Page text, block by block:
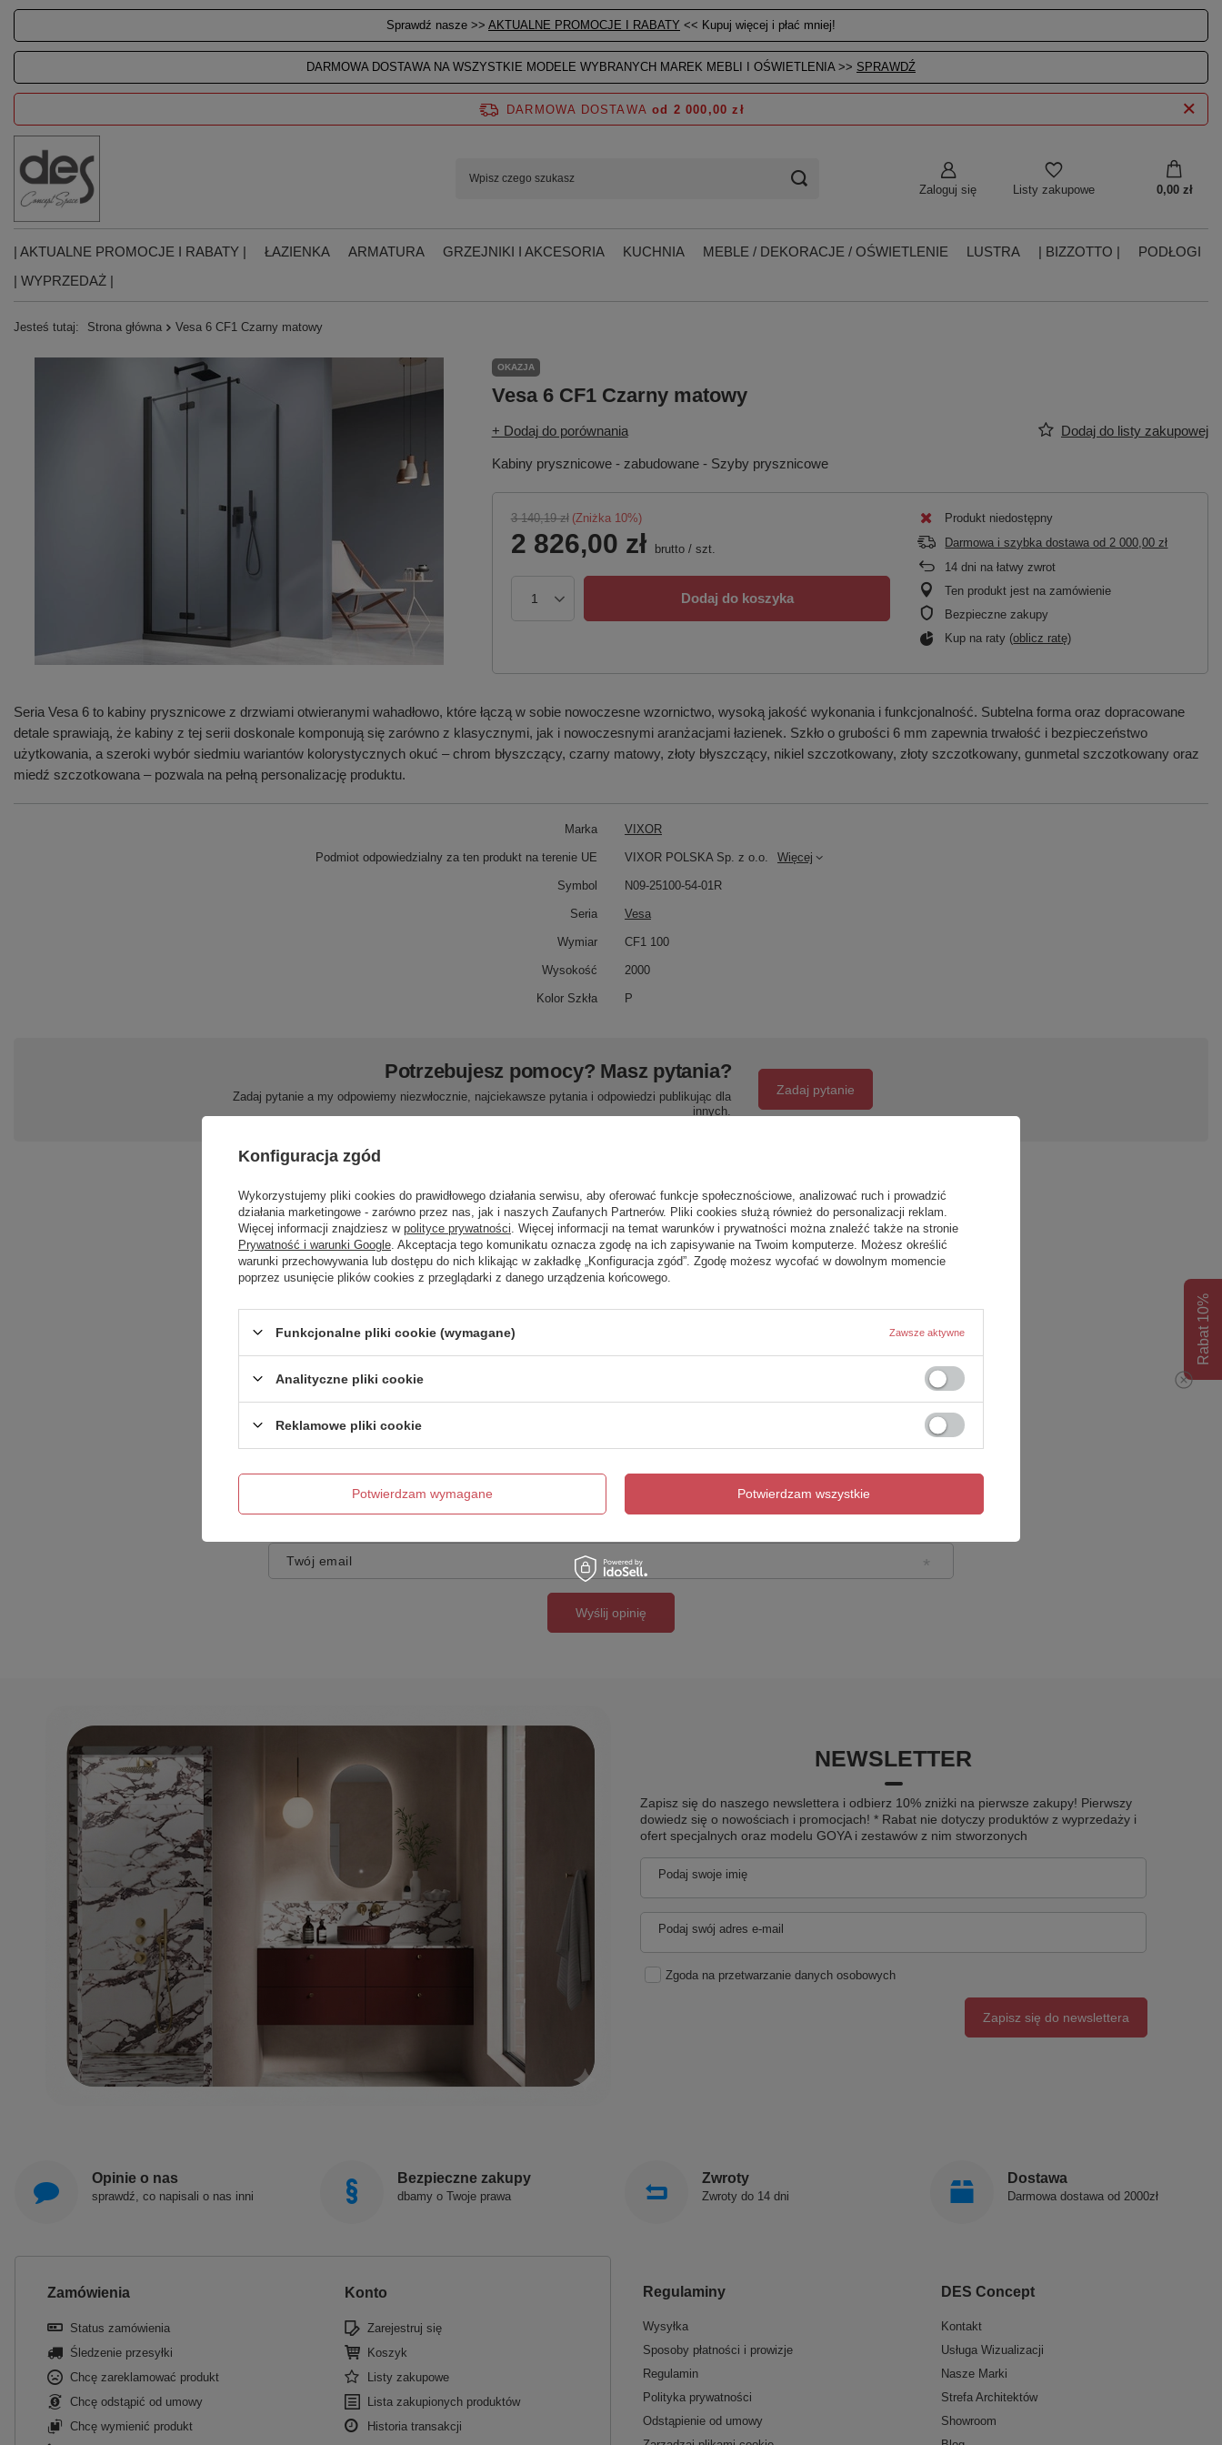
Sprawdź nasze >> AKTUALNE PROMOCJE I RABATY << Kupuj więcej i płać mniej!
DARMOWA DOSTAWA NA WSZYSTKIE MODELE WYBRANYCH MAREK MEBLI I OŚWIETLENIA >> SPRAWDŹ
Zaloguj się Listy zakupowe 0,00 zł
DARMOWA DOSTAWA od 2 000,00 zł
| AKTUALNE PROMOCJE I RABATY | ŁAZIENKA ARMATURA GRZEJNIKI I AKCESORIA KUCHNIA MEBLE / DEKORACJE / OŚWIETLENIE LUSTRA | BIZZOTTO |
PODŁOGI
| WYPRZEDAŻ |
Jesteś tutaj: Strona główna Vesa 6 CF1 Czarny matowy
OKAZJA
Vesa 6 CF1 Czarny matowy
+ Dodaj do porównania Dodaj do listy zakupowej
Kabiny prysznicowe - zabudowane - Szyby prysznicowe
3 140,19 zł (Zniżka 10%)
2 826,00 zł brutto/ szt.
Dodaj do koszyka
Produkt niedostępny
Darmowa i szybka dostawa od 2 000,00 zł
14 dni na łatwy zwrot
Ten produkt jest na zamówienie
Bezpieczne zakupy
Kup na raty (oblicz ratę)
Seria Vesa 6 to kabiny prysznicowe z drzwiami otwieranymi wahadłowo, które łączą w sobie nowoczesne wzornictwo, wysoką jakość wykonania i funkcjonalność. Subtelna forma oraz dopracowane
detale sprawiają, że kabiny z tej serii doskonale komponują się zarówno z klasycznymi, jak i nowoczesnymi aranżacjami łazienek. Szkło o grubości 6 mm zapewnia trwałość i bezpieczeństwo
użytkowania, a szeroki wybór siedmiu wariantów kolorystycznych okuć – chrom błyszczący, czarny matowy, złoty błyszczący, nikiel szczotkowany, złoty szczotkowany, gunmetal szczotkowany oraz
miedź szczotkowana – pozwala na pełną personalizację produktu.
Marka VIXOR
Podmiot odpowiedzialny za ten produkt na terenie UE VIXOR POLSKA Sp. z o.o. Więcej
Symbol N09-25100-54-01R
Seria Vesa
Wymiar CF1 100
Wysokość 2000
Kolor Szkła P
Potrzebujesz pomocy? Masz pytania?
Zadaj pytanie a my odpowiemy niezwłocznie, najciekawsze pytania i odpowiedzi publikując dla
innych.
Zadaj pytanie
Napisz swoją opinię
Twoja ocena:
5/5
Treść twojej opinii
Dodaj własne zdjęcie produktu:
Twoje imię
Twój email
Wyślij opinię
NEWSLETTER
Zapisz się do naszego newslettera i odbierz 10% zniżki na pierwsze zakupy! Pierwszy
dowiedz się o nowościach i promocjach! * Rabat nie dotyczy produktów z wyprzedaży i
ofert specjalnych oraz modelu GOYA i zestawów z nim stworzonych
Podaj swoje imię
Podaj swój adres e-mail
Zgoda na przetwarzanie danych osobowych
Zapisz się do newslettera
Opinie o nas
sprawdź, co napisali o nas inni
Bezpieczne zakupy
dbamy o Twoje prawa
Zwroty
Zwroty do 14 dni
Dostawa
Darmowa dostawa od 2000zł
Zamówienia
Status zamówienia
Śledzenie przesyłki
Chcę zareklamować produkt
Chcę odstąpić od umowy
Chcę wymienić produkt
Konto
Zarejestruj się
Koszyk
Listy zakupowe
Lista zakupionych produktów
Historia transakcji
Regulaminy
Wysyłka
Sposoby płatności i prowizje
Regulamin
Polityka prywatności
Odstąpienie od umowy
DES Concept
Kontakt
Usługa Wizualizacji
Nasze Marki
Strefa Architektów
Showroom
Rabat 10%
Konfiguracja zgód
Wykorzystujemy pliki cookies do prawidłowego działania serwisu, aby oferować funkcje społecznościowe, analizować ruch i prowadzić
działania marketingowe - zarówno przez nas, jak i naszych Zaufanych Partnerów. Pliki cookies służą również do personalizacji reklam.
Więcej informacji znajdziesz w polityce prywatności . Więcej informacji na temat warunków i prywatności można znaleźć także na stronie
Prywatność i warunki Google . Akceptacja tego komunikatu oznacza zgodę na ich zapisywanie na Twoim komputerze. Możesz określić
warunki przechowywania lub dostępu do nich klikając w zakładkę „Konfiguracja zgód”. Zgodę możesz wycofać w dowolnym momencie
poprzez usunięcie plików cookies z przeglądarki z danego urządzenia końcowego.
Funkcjonalne pliki cookie (wymagane) Zawsze aktywne
Analityczne pliki cookie
Reklamowe pliki cookie
Potwierdzam wymagane Potwierdzam wszystkie